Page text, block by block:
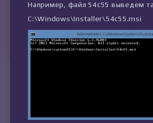
Например, файл 54c55 выведем
C:\Windows\Installer\54c55.msi